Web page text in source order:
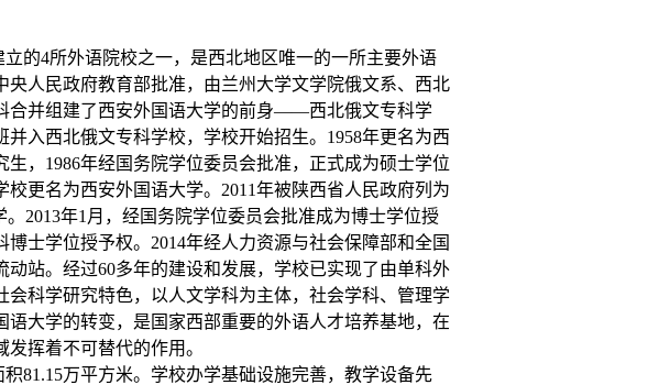
的4所外语院校之一，是西北地区唯一的一所主要外语
央人民政府教育部批准，由兰州大学文学院俄文系、西北
合并组建了西安外国语大学的前身——西北俄文专科学
入西北俄文专科学校，学校开始招生。 1958年更名为西
生，1986年经国务院学位委员会批准，正式成为硕士学位
校更名为西安外国语大学。2011年被陕西省人民政府列为
2013年1月，经国务院学位委员会批准成为博士学位授
士学位授予权。2014年经人力资源与社会保障部和全国
站。经过60多年的建设和发展，学校已实现了由单科外
会科学研究特色，以人文学科为主体，社会学科、管理学
大学的转变，是国家西部重要的外语人才培养基地，在
挥着不可替代的作用。
81.15万平方米。学校办学基础设施完善，教学设备先